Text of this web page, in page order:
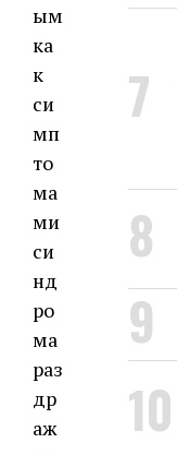
ым
ка
к
си
мп
то
ма
ми
си
нд
ро
ма
раз
др
аж